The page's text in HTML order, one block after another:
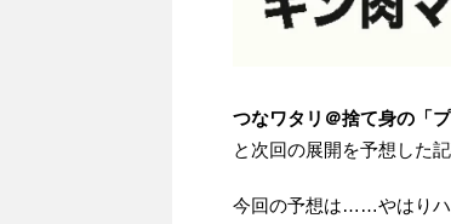
つなワタリ＠捨て身の「
と次回の展開を予想した記
今回の予想は……やはり